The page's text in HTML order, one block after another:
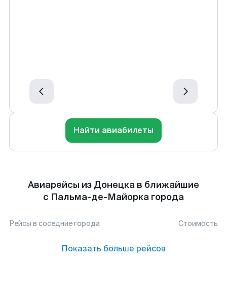
Найти авиабилеты
Авиарейсы из Донецка в ближайшие
с Пальма-де-Майорка города
Рейсы в соседние города Стоимость
Показать больше рейсов